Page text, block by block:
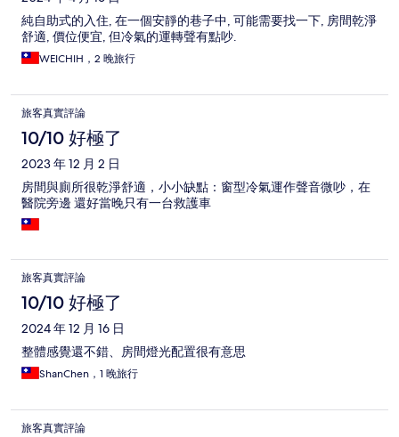
純自助式的入住, 在一個安靜的巷子中, 可能需要找一下, 房間乾淨
舒適, 價位便宜, 但冷氣的運轉聲有點吵.
WEICHIH，2 晚旅行
旅客真實評論
10/10 好極了
2023 年 12 月 2 日
房間與廁所很乾淨舒適，小小缺點：窗型冷氣運作聲音微吵，在
醫院旁邊 還好當晚只有一台救護車
旅客真實評論
10/10 好極了
2024 年 12 月 16 日
整體感覺還不錯、房間燈光配置很有意思
ShanChen，1 晚旅行
旅客真實評論